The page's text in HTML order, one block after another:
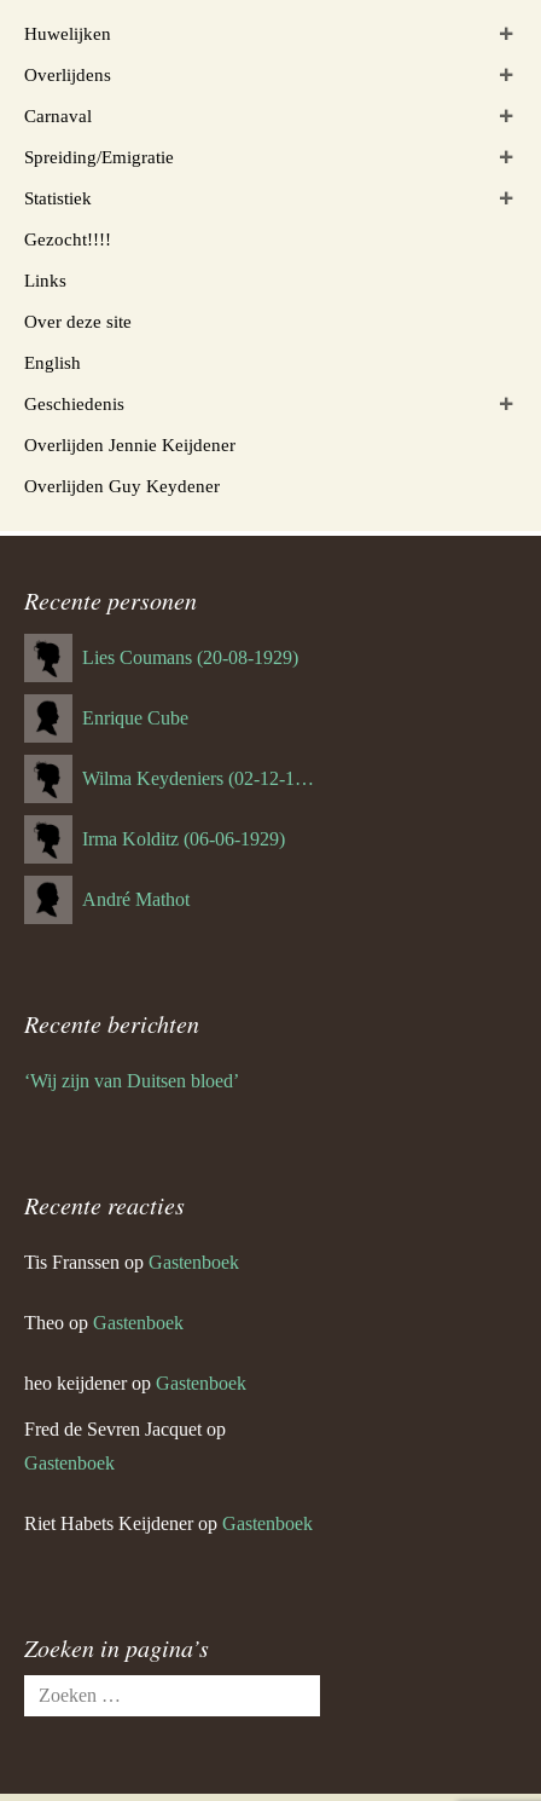
Huwelijken
Overlijdens
Carnaval
Spreiding/Emigratie
Statistiek
Gezocht!!!!
Links
Over deze site
English
Geschiedenis
Overlijden Jennie Keijdener
Overlijden Guy Keydener
Recente personen
Lies Coumans (20-08-1929)
Enrique Cube
Wilma Keydeniers (02-12-1953)
Irma Kolditz (06-06-1929)
André Mathot
Recente berichten
‘Wij zijn van Duitsen bloed’
Recente reacties
Tis Franssen op Gastenboek
Theo op Gastenboek
heo keijdenerop Gastenboek
Fred de Sevren Jacquet op
Gastenboek
Riet Habets Keijdenerop Gastenboek
Zoeken in pagina’s
Zoeken
naar: